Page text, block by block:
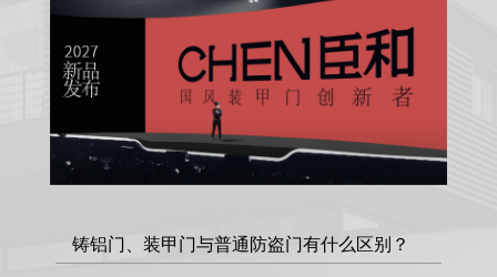
铸铝门、装甲门与普通防盗门有什么区别？